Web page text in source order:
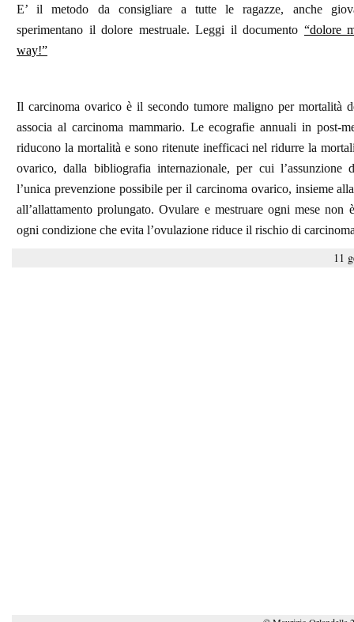
E’ il metodo da consigliare a tutte le ragazze, anche
sperimentano il dolore mestruale. Leggi il documento “dolore
way!”
Il carcinoma ovarico è il secondo tumore maligno per mortalità
associa al carcinoma mammario. Le ecografie annuali in post-
riducono la mortalità e sono ritenute inefficaci nel ridurre la
ovarico, dalla bibliografia internazionale, per cui l’assunzione
l’unica prevenzione possibile per il carcinoma ovarico, insieme
all’allattamento prolungato. Ovulare e mestruare ogni mese non
ogni condizione che evita l’ovulazione riduce il rischio di
11